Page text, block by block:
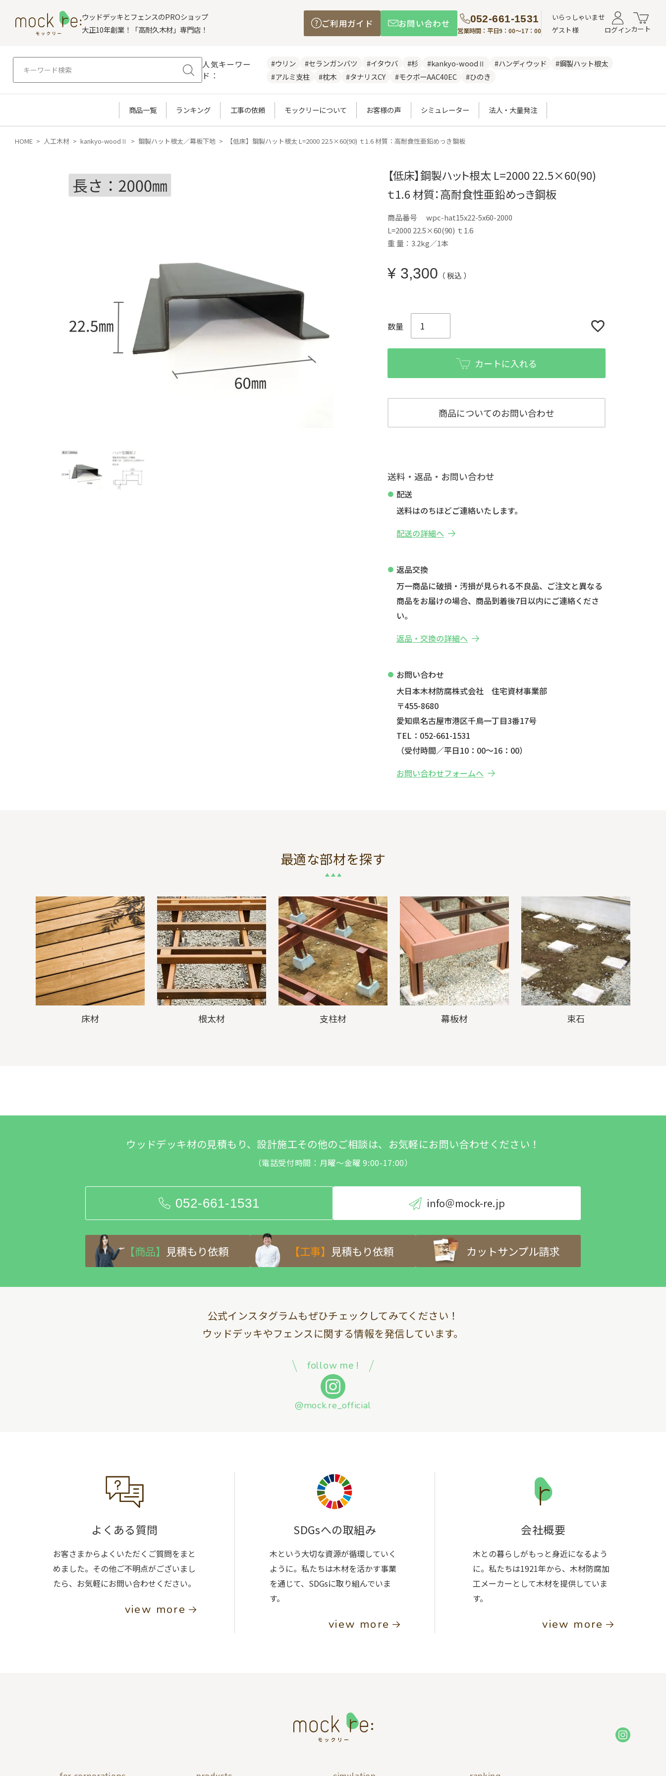
ウッドデッキとフェンスのPROショップ
大正10年創業！「高耐久木材」専門店！
ご利用ガイド お問い合わせ 052-661-1531
営業時間：平日9：00～17：00
いらっしゃいませ
ゲスト様
ログインカート
人気キーワー
ド：
#ウリン #セランガンバツ #イタウバ #杉 #kankyo-woodⅡ #ハンディウッド
#鋼製ハット根太
#アルミ支柱
#枕木 #タナリスCY #モクボーAAC40EC #ひのき
商品一覧 ランキング 工事の依頼 モックリーについて お客様の声 シミュレーター 法人・大量発注
HOME 人工木材 kankyo-woodⅡ 鋼製ハット根太／幕板下地 【低床】鋼製ハット根太 L=2000 22.5×60(90) ｔ1.6 材質：高耐食性亜鉛めっき鋼板
【低床】鋼製ハット根太 L=2000 22.5×60(90)
ｔ1.6 材質：高耐食性亜鉛めっき鋼板
商品番号
wpc-hat15x22-5x60-2000
L=2000 22.5×60(90) ｔ1.6
重 量：3.2kg／1本
¥ 3,300 税込
カートに入れる
商品についてのお問い合わせ
送料・返品・お問い合わせ
配送
送料はのちほどご連絡いたします。
配送の詳細へ
返品交換
万一商品に破損・汚損が見られる不良品、ご注文と異なる
商品をお届けの場合、商品到着後7日以内にご連絡くださ
い。
返品・交換の詳細へ
お問い合わせ
大日本木材防腐株式会社 住宅資材事業部
〒455-8680
愛知県名古屋市港区千鳥一丁目3番17号
TEL：052-661-1531
（受付時間／平日10：00～16：00）
お問い合わせフォームへ
最適な部材を探す
床材 根太材 支柱材 幕板材 束石
ウッドデッキ材の見積もり、設計施工その他のご相談は、お気軽にお問い合わせください！
（電話受付時間：月曜～金曜 9:00-17:00）
052-661-1531 info＠mock-re.jp
【商品】 見積もり依頼 【工事】 見積もり依頼 カットサンプル請求
公式インスタグラムもぜひチェックしてみてください！
ウッドデッキやフェンスに関する情報を発信しています。
follow me !
@mock.re_official
よくある質問
お客さまからよくいただくご質問をまと
めました。その他ご不明点がございまし
たら、お気軽にお問い合わせください。
view more
SDGsへの取組み
木という大切な資源が循環していく
ように。私たちは木材を活かす事業
を通じて、SDGsに取り組んでいま
す。
view more
会社概要
木との暮らしがもっと身近になるよう
に。私たちは1921年から、木材防腐加
工メーカーとして木材を提供していま
す。
view more